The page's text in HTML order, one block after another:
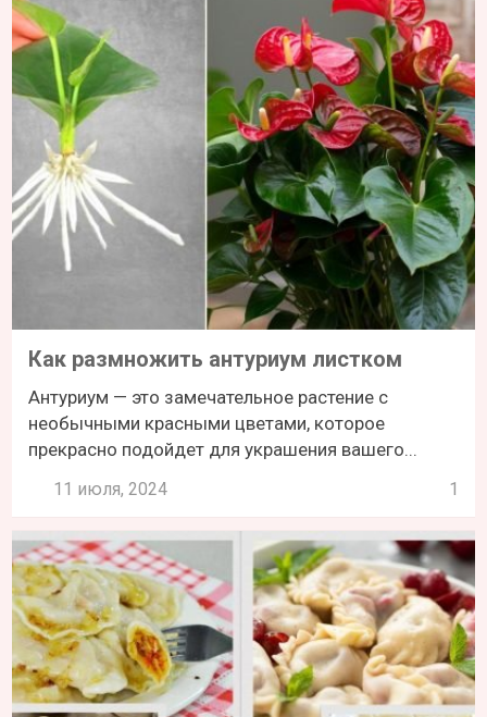
Как размножить антуриум листком
Антуриум — это замечательное растение с
необычными красными цветами, которое
прекрасно подойдет для украшения вашего...
11 июля, 2024 1